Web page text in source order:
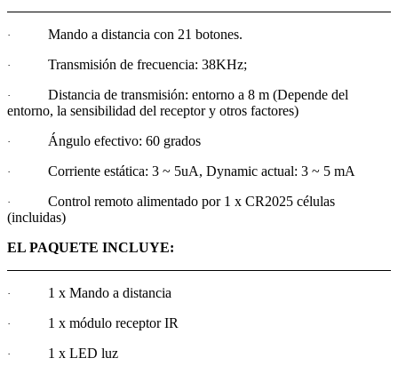
· Mando a distancia con 21 botones.
· Transmisión de frecuencia: 38KHz;
·
Distancia de transmisión: entorno a 8 m (Depende del
entorno, la sensibilidad del receptor y otros factores)
· Ángulo efectivo: 60 grados
· Corriente estática: 3 ~ 5uA, Dynamic actual: 3 ~ 5 mA
·
Control remoto alimentado por 1 x CR2025 células
(incluidas)
EL PAQUETE INCLUYE:
· 1 x Mando a distancia
· 1 x módulo receptor IR
· 1 x LED luz